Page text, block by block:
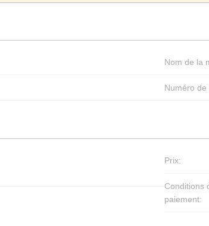
Nom de la
Numéro de
Prix:
Conditions
paiement: